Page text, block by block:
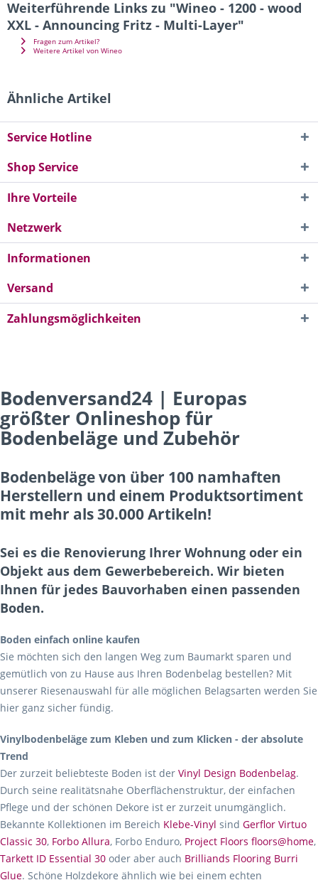
Weiterführende Links zu "Wineo - 1200 - wood
XXL - Announcing Fritz - Multi-Layer"
Fragen zum Artikel?
Weitere Artikel von Wineo
Ähnliche Artikel
Service Hotline
Shop Service
Ihre Vorteile
Netzwerk
Informationen
Versand
Zahlungsmöglichkeiten
Bodenversand24 | Europas
größter Onlineshop für
Bodenbeläge und Zubehör
Bodenbeläge von über 100 namhaften
Herstellern und einem Produktsortiment
mit mehr als 30.000 Artikeln!
Sei es die Renovierung Ihrer Wohnung oder ein
Objekt aus dem Gewerbebereich. Wir bieten
Ihnen für jedes Bauvorhaben einen passenden
Boden.
Boden einfach online kaufen
Sie möchten sich den langen Weg zum Baumarkt sparen und
gemütlich von zu Hause aus Ihren Bodenbelag bestellen? Mit
unserer Riesenauswahl für alle möglichen Belagsarten werden Sie
hier ganz sicher fündig.
Vinylbodenbeläge zum Kleben und zum Klicken - der absolute
Trend
Der zurzeit beliebteste Boden ist der Vinyl Design Bodenbelag.
Durch seine realitätsnahe Oberflächenstruktur, der einfachen
Pflege und der schönen Dekore ist er zurzeit unumgänglich.
Bekannte Kollektionen im Bereich Klebe-Vinyl sind Gerflor Virtuo
Classic 30, Forbo Allura, Forbo Enduro, Project Floors floors@home,
Tarkett ID Essential 30 oder aber auch Brilliands Flooring Burri
Glue. Schöne Holzdekore ähnlich wie bei einem echten